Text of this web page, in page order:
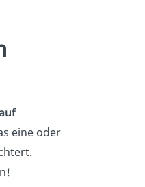
eine oder